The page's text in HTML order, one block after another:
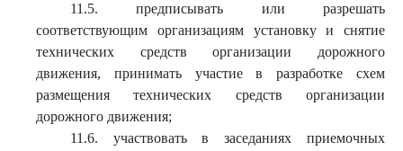
11.5. предписывать или разрешать
соответствующим организациям установку и снятие
технических средств организации дорожного
движения, принимать участие в разработке схем
размещения технических средств организации
дорожного движения;
11.6. участвовать в заседаниях приемочных